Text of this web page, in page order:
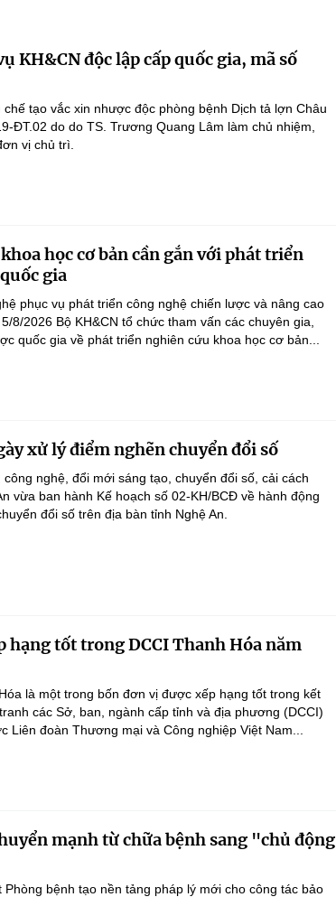
KH&CN độc lập cấp quốc gia, mã số
tạo vắc xin nhược độc phòng bệnh Dịch tả lợn Châu
ĐT.02 do do TS. Trương Quang Lâm làm chủ nhiệm,
vị chủ trì.
học cơ bản cần gắn với phát triển
gia
phục vụ phát triển công nghệ chiến lược và nâng cao
8/2026 Bộ KH&CN tổ chức tham vấn các chuyên gia,
quốc gia về phát triển nghiên cứu khoa học cơ bản...
xử lý điểm nghẽn chuyển đổi số
nghệ, đổi mới sáng tạo, chuyển đổi số, cải cách
vừa ban hành Kế hoạch số 02-KH/BCĐ về hành động
đổi số trên địa bàn tỉnh Nghệ An.
hạng tốt trong DCCI Thanh Hóa năm
là một trong bốn đơn vị được xếp hạng tốt trong kết
các Sở, ban, ngành cấp tỉnh và địa phương (DCCI)
Liên đoàn Thương mại và Công nghiệp Việt Nam...
mạnh từ chữa bệnh sang "chủ động
bệnh tạo nền tảng pháp lý mới cho công tác bảo